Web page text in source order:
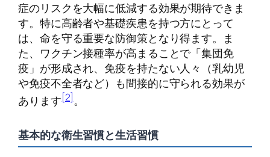
症のリスクを大幅に低減する効果が期待できま
す。特に高齢者や基礎疾患を持つ方にとって
は、命を守る重要な防御策となり得ます。ま
た、ワクチン接種率が高まることで「集団免
疫」が形成され、免疫を持たない人々（乳幼児
や免疫不全者など）も間接的に守られる効果が
あります[2]。
基本的な衛生習慣と生活習慣